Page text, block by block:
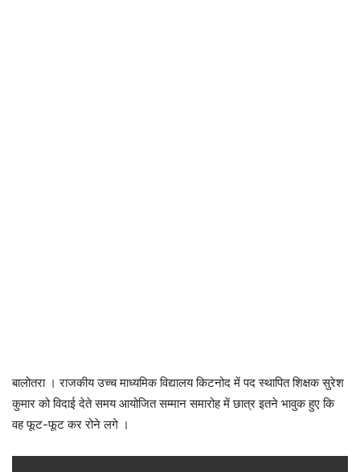
बालोतरा । राजकीय उच्च माध्यमिक विद्यालय किटनोद में पद स्थापित शिक्षक सुरेश
कुमार को विदाई देते समय आयोजित सम्मान समारोह में छात्र इतने भावुक हुए कि
वह फूट-फूट कर रोने लगे ।